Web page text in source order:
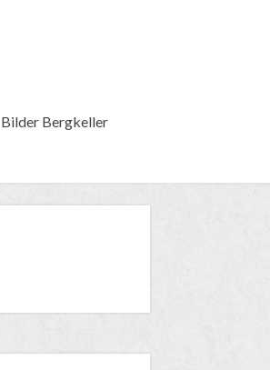
Bilder Bergkeller